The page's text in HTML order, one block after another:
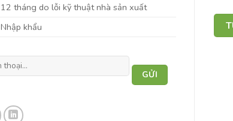
12 tháng do lỗi kỹ thuật nhà sản xuất
Nhập khẩu